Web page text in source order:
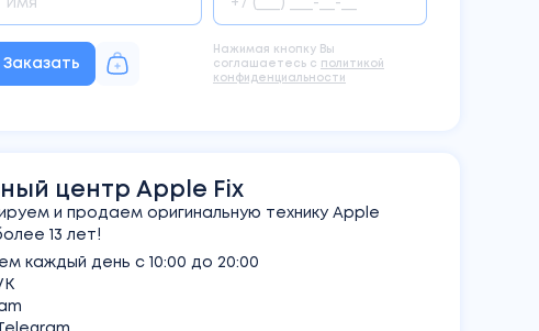
Заказать
Нажимая кнопку Вы
соглашаетесь с политикой
конфиденциальности
центр Apple Fix
и продаем оригинальную технику Apple
13 лет!
каждый день с 10:00 до 20:00